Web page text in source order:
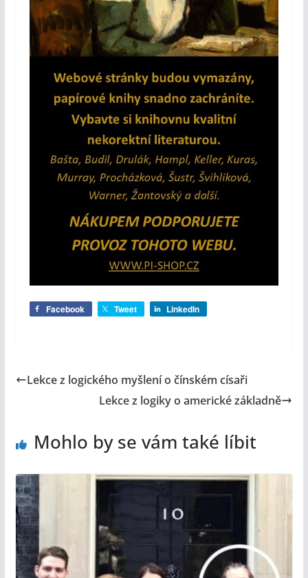
Facebook Tweet LinkedIn
Lekce z logického myšlení o čínském císaři
Lekce z logiky o americké základně
Mohlo by se vám také líbit